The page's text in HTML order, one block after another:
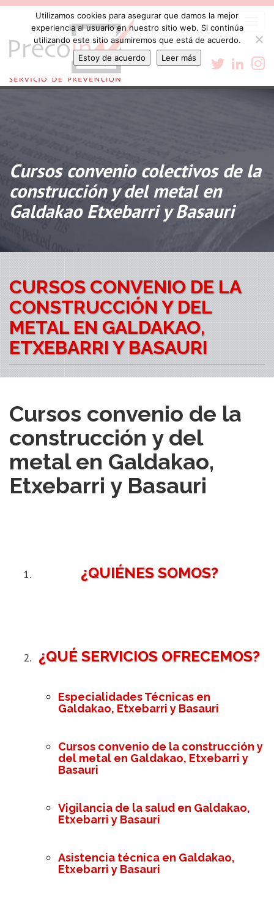
Cursos convenio colectivos de la
construcción y del metal en
Galdakao Etxebarri y Basauri
CURSOS CONVENIO DE LA
CONSTRUCCIÓN Y DEL
METAL EN GALDAKAO,
ETXEBARRI Y BASAURI
Cursos convenio de la
construcción y del
metal en Galdakao,
Etxebarri y Basauri
¿QUIÉNES SOMOS?
¿QUÉ SERVICIOS OFRECEMOS?
Especialidades Técnicas en
Galdakao, Etxebarri y Basauri
Cursos convenio de la construcción y
del metal en Galdakao, Etxebarri y
Basauri
Vigilancia de la salud en Galdakao,
Etxebarri y Basauri
Asistencia técnica en Galdakao,
Etxebarri y Basauri
Utilizamos cookies para asegurar que damos la mejor
experiencia al usuario en nuestro sitio web. Si continúa
utilizando este sitio asumiremos que está de acuerdo.
Estoy de acuerdo
Leer más